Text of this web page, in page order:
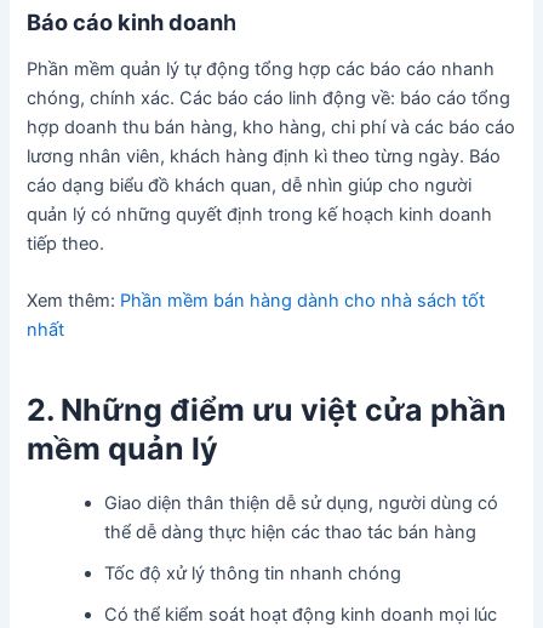
Báo cáo kinh doanh
Phần mềm quản lý tự động tổng hợp các báo cáo nhanh
chóng, chính xác. Các báo cáo linh động về: báo cáo tổng
hợp doanh thu bán hàng, kho hàng, chi phí và các báo cáo
lương nhân viên, khách hàng định kì theo từng ngày. Báo
cáo dạng biểu đồ khách quan, dễ nhìn giúp cho người
quản lý có những quyết định trong kế hoạch kinh doanh
tiếp theo.
Xem thêm: Phần mềm bán hàng dành cho nhà sách tốt
nhất
2. Những điểm ưu việt cửa phần
mềm quản lý
Giao diện thân thiện dễ sử dụng, người dùng có
thể dễ dàng thực hiện các thao tác bán hàng
Tốc độ xử lý thông tin nhanh chóng
Có thể kiểm soát hoạt động kinh doanh mọi lúc